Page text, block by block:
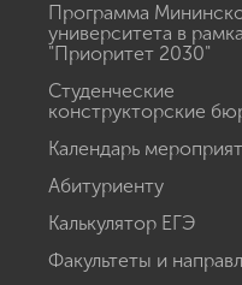
Программа
университета в
"Приоритет 2030"
Студенческие
конструкторские
Календарь
Абитуриенту
Калькулятор ЕГЭ
Факультеты и